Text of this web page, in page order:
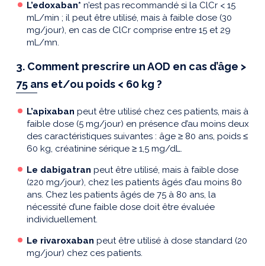
L’edoxaban* n’est pas recommandé si la ClCr < 15
mL/min ; il peut être utilisé, mais à faible dose (30
mg/jour), en cas de ClCr comprise entre 15 et 29
mL/mn.
3. Comment prescrire un AOD en cas d’âge >
75 ans et/ou poids < 60 kg ?
L’apixaban peut être utilisé chez ces patients, mais à
faible dose (5 mg/jour) en présence d’au moins deux
des caractéristiques suivantes : âge ≥ 80 ans, poids ≤
60 kg, créatinine sérique ≥ 1,5 mg/dL.
Le dabigatran peut être utilisé, mais à faible dose
(220 mg/jour), chez les patients âgés d’au moins 80
ans. Chez les patients âgés de 75 à 80 ans, la
nécessité d’une faible dose doit être évaluée
individuellement.
Le rivaroxaban peut être utilisé à dose standard (20
mg/jour) chez ces patients.